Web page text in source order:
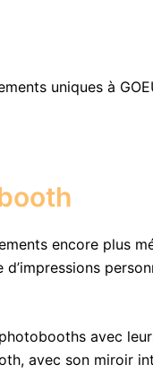
uniques à
encore plus
avec
avec son miroir